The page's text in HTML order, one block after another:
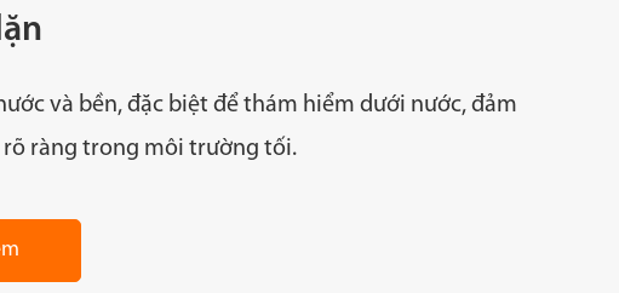
và bền, đặc biệt để thám hiểm dưới nước, đảm
rõ ràng trong môi trường tối.